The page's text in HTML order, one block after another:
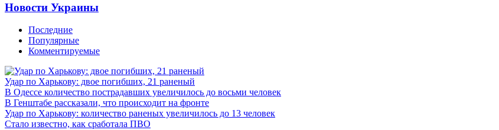
Новости Украины
Последние
Популярные
Комментируемые
Удар по Харькову: двое погибших, 21 раненый
В Одессе количество пострадавших увеличилось до восьми человек
В Генштабе рассказали, что происходит на фронте
Удар по Харькову: количество раненых увеличилось до 13 человек
Стало известно, как сработала ПВО